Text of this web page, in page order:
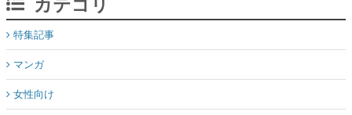
特集記事
マンガ
女性向け